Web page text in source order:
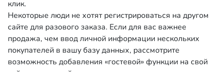
клик.
Некоторые люди не хотят регистрироваться на другом
сайте для разового заказа. Если для вас важнее
продажа, чем ввод личной информации нескольких
покупателей в вашу базу данных, рассмотрите
возможность добавления «гостевой» функции на свой